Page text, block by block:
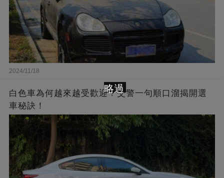
2024/11/18
白色車為何越來越受歡迎？交警一句順口溜揭開選
車秘訣！
略過